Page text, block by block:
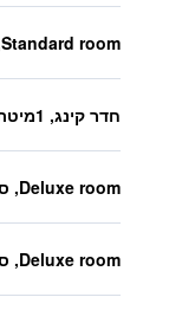
Standard room, סוג המיטה לא ידוע
חדר קינג, 1מיטת קינג
Deluxe room, סוג המיטה לא ידוע
Deluxe room, סוג המיטה לא ידוע